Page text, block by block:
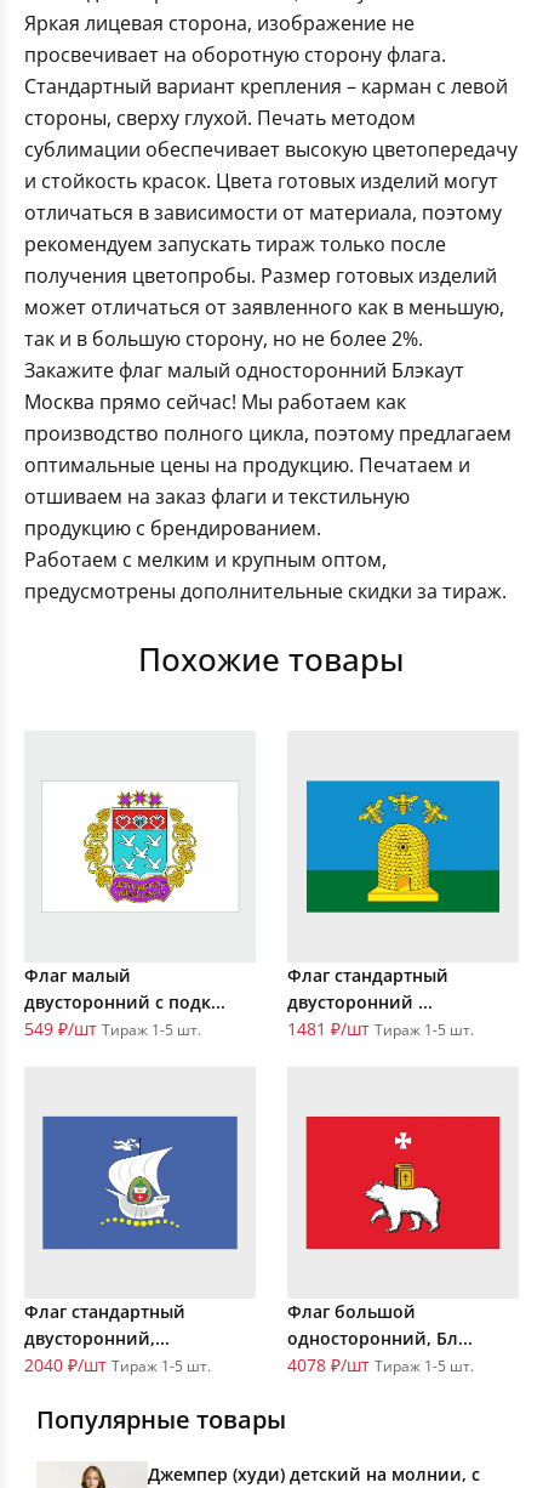
Яркая лицевая сторона, изображение не
просвечивает на оборотную сторону флага.
Стандартный вариант крепления – карман с левой
стороны, сверху глухой. Печать методом
сублимации обеспечивает высокую цветопередачу
и стойкость красок. Цвета готовых изделий могут
отличаться в зависимости от материала, поэтому
рекомендуем запускать тираж только после
получения цветопробы. Размер готовых изделий
может отличаться от заявленного как в меньшую,
так и в большую сторону, но не более 2%.
Закажите флаг малый односторонний Блэкаут
Москва прямо сейчас! Мы работаем как
производство полного цикла, поэтому предлагаем
оптимальные цены на продукцию. Печатаем и
отшиваем на заказ флаги и текстильную
продукцию с брендированием.
Работаем с мелким и крупным оптом,
предусмотрены дополнительные скидки за тираж.
Похожие товары
Флаг малый
двусторонний с подк...
549 ₽/шт Тираж 1-5 шт.
Флаг стандартный
двусторонний ...
1481 ₽/шт Тираж 1-5 шт.
Флаг стандартный
двусторонний,...
2040 ₽/шт Тираж 1-5 шт.
Флаг большой
односторонний, Бл...
4078 ₽/шт Тираж 1-5 шт.
Популярные товары
Джемпер (худи) детский на молнии, с